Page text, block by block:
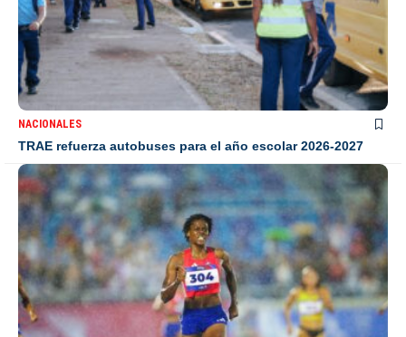
NACIONALES
TRAE refuerza autobuses para el año escolar 2026-2027